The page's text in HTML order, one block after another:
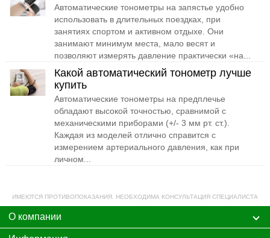
Автоматические тонометры на запястье удобно
использовать в длительных поездках, при
занятиях спортом и активном отдыхе. Они
занимают минимум места, мало весят и
позволяют измерять давление практически «на...
Какой автоматический тонометр лучше
купить
Автоматические тонометры на предплечье
обладают высокой точностью, сравнимой с
механическими приборами (+/- 3 мм рт. ст.).
Каждая из моделей отлично справится с
измерением артериального давления, как при
личном...
ИМЕЮТСЯ ПРОТИВОПОКАЗАНИЯ. НЕОБХОДИМА КОНСУЛЬТАЦИЯ СПЕЦИАЛИСТА
О компании